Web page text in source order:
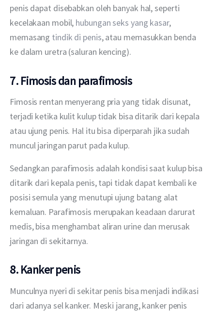
penis dapat disebabkan oleh banyak hal, seperti
kecelakaan mobil, hubungan seks yang kasar,
memasang tindik di penis, atau memasukkan benda
ke dalam uretra (saluran kencing).
7. Fimosis dan parafimosis
Fimosis rentan menyerang pria yang tidak disunat,
terjadi ketika kulit kulup tidak bisa ditarik dari kepala
atau ujung penis. Hal itu bisa diperparah jika sudah
muncul jaringan parut pada kulup.
Sedangkan parafimosis adalah kondisi saat kulup bisa
ditarik dari kepala penis, tapi tidak dapat kembali ke
posisi semula yang menutupi ujung batang alat
kemaluan. Parafimosis merupakan keadaan darurat
medis, bisa menghambat aliran urine dan merusak
jaringan di sekitarnya.
8. Kanker penis
Munculnya nyeri di sekitar penis bisa menjadi indikasi
dari adanya sel kanker. Meski jarang, kanker penis